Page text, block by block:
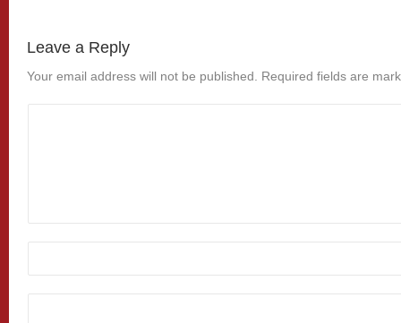
Leave a Reply
Your email address will not be published. Required fields are